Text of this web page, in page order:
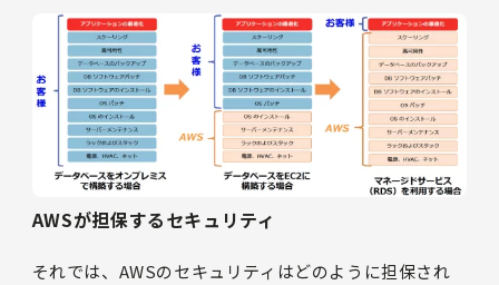
AWSが担保するセキュリティ
それでは、AWSのセキュリティはどのように担保され